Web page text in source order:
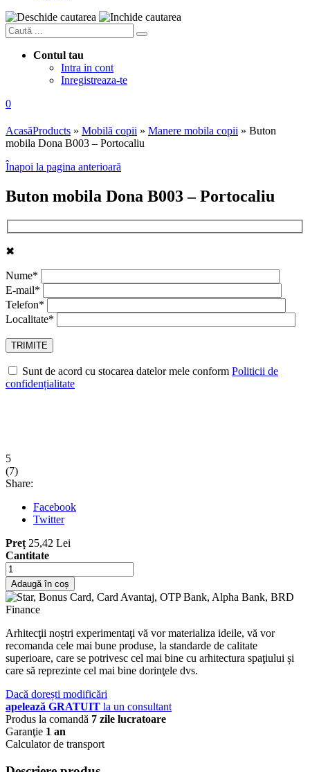
Contul tau
Intra in cont
Inregistreaza-te
0
AcasăProducts » Mobilă copii » Manere mobila copii » Buton
mobila Dona B003 – Portocaliu
Înapoi la pagina anterioară
Buton mobila Dona B003 – Portocaliu
✖
Nume*
E-mail*
Telefon*
Localitate*
Sunt de acord cu stocarea datelor mele conform Politicii de
confidențialitate
5
(7)
Share:
Facebook
Twitter
Preț 25,42 Lei
Cantitate
Adaugă în coș
Arhitecţii noștri experimentaţi vă vor materializa ideile, vă vor
recomanda cele mai bune produse, la standarde de calitate
superioare, care se potrivesc cel mai bine cu arhitectura spaţiului și
care să reprezinte cel mai bine dorinţele dvs.
Dacă dorești modificări
apelează GRATUIT la un consultant
Produs la comandă 7 zile lucratoare
Garanţie 1 an
Calculator de transport